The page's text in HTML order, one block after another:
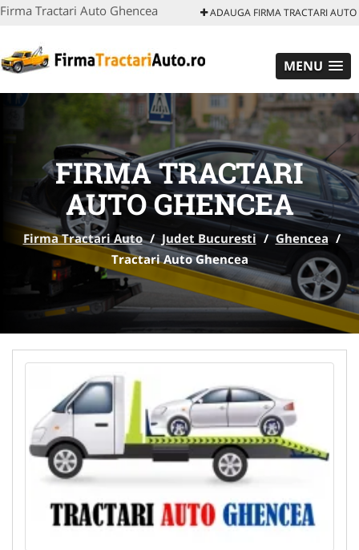
Firma Tractari Auto Ghencea ADAUGA FIRMA TRACTARI AUTO
MENU
FIRMA TRACTARI
AUTO GHENCEA
Firma Tractari Auto / Judet Bucuresti / Ghencea /
Tractari Auto Ghencea